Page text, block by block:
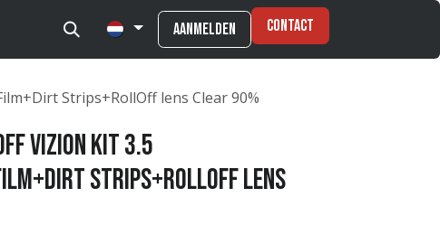
Aanmelden Contact
Strips+RollOff lens Clear 90%
Vizion Kit 3.5
Strips+RollOff lens